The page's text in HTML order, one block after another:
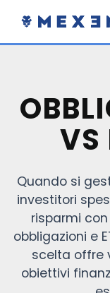
VS
Quando si
investitori
risparmi
obbligazioni e
scelta offre
obiettivi